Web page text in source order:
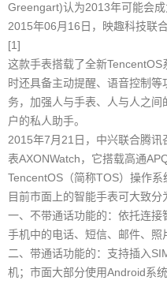
Greengart)认为2013年可能会成
2015年06月16日，映趣科技联
[1]
这款手表搭载了全新
时还具备主动提醒、语音控制
务，加强人与手表、人与人之
户的私人助手。
2015年7月21日，中兴联合腾
表AXONWatch，它搭载高通
TencentOS（简称TOS）操作系
目前市面上的智能手表可大致分
一、不带通话功能的：依托连
手机中的电话、短信、邮件、照
二、带通话功能的：支持插入
机；市面大部分使用Android系统